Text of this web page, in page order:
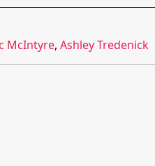
McIntyre, Ashley Tredenick